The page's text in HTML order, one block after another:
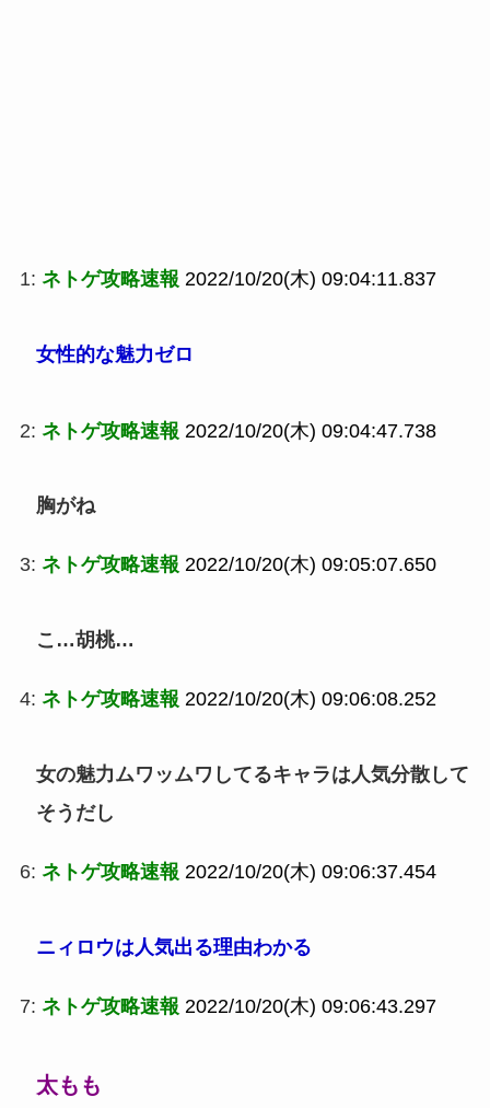
1: ネトゲ攻略速報 2022/10/20(木) 09:04:11.837
女性的な魅力ゼロ
2: ネトゲ攻略速報 2022/10/20(木) 09:04:47.738
胸がね
3: ネトゲ攻略速報 2022/10/20(木) 09:05:07.650
こ…胡桃…
4: ネトゲ攻略速報 2022/10/20(木) 09:06:08.252
女の魅力ムワッムワしてるキャラは人気分散して
そうだし
6: ネトゲ攻略速報 2022/10/20(木) 09:06:37.454
ニィロウは人気出る理由わかる
7: ネトゲ攻略速報 2022/10/20(木) 09:06:43.297
太もも